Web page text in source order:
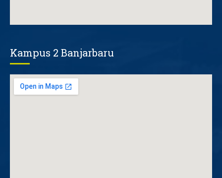
Kampus 2 Banjarbaru